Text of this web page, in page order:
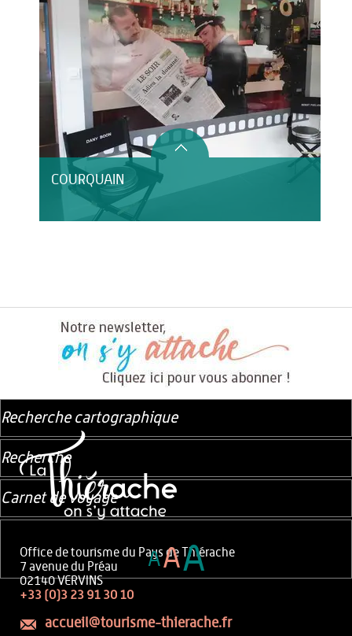
COURQUAIN
Office de tourisme du Pays de Thiérache
7 avenue du Préau
02140 VERVINS
+33 (0)3 23 91 30 10
accueil@tourisme-thierache.fr
Recherche cartographique
Recherche
Carnet de voyage
AAA